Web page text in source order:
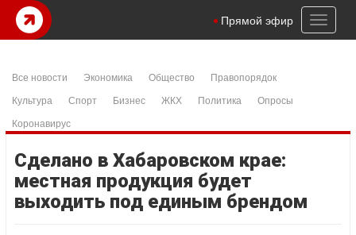
Toggle
Прямой эфир
Все новости Экономика Общество
Правопорядок
Культура
Спорт Бизнес ЖКХ Политика
Опросы
Коронавирус
Сделано в Хабаровском крае:
местная продукция будет
выходить под единым брендом